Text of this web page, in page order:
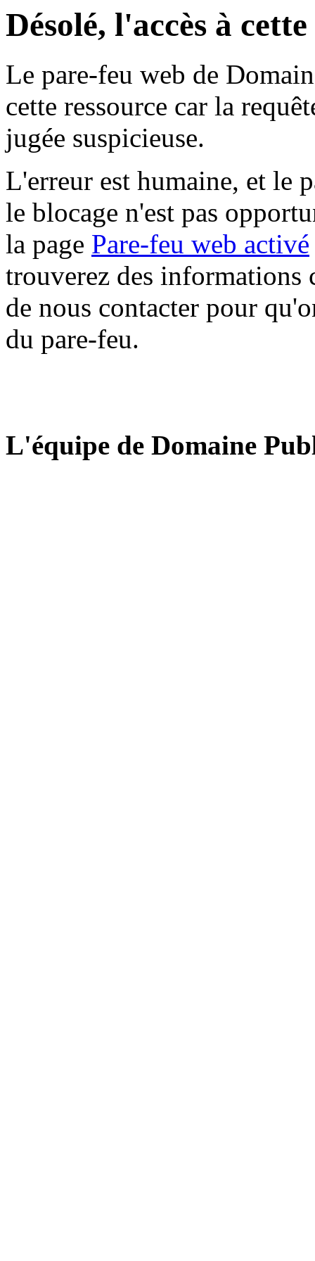
Désolé, l'accès à
Le pare-feu web de
cette ressource car la
jugée suspicieuse.
L'erreur est humaine, et le
le blocage n'est pas
la page Pare-feu web activé
trouverez des informations
de nous contacter pour
du pare-feu.
L'équipe de Domaine